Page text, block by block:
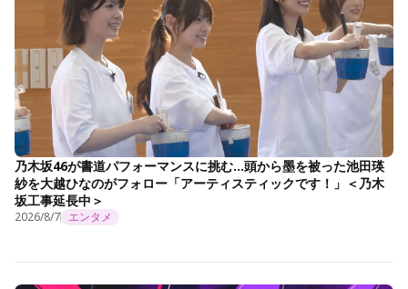
乃木坂46が書道パフォーマンスに挑む…頭から墨を被った池田瑛
紗を大越ひなのがフォロー「アーティスティックです！」＜乃木
坂工事延長中＞
2026/8/7 エンタメ